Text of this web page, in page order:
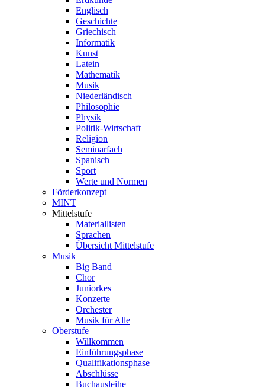
Englisch
Geschichte
Griechisch
Informatik
Kunst
Latein
Mathematik
Musik
Niederländisch
Philosophie
Physik
Politik-Wirtschaft
Religion
Seminarfach
Spanisch
Sport
Werte und Normen
Förderkonzept
MINT
Mittelstufe
Materiallisten
Sprachen
Übersicht Mittelstufe
Musik
Big Band
Chor
Juniorkes
Konzerte
Orchester
Musik für Alle
Oberstufe
Willkommen
Einführungsphase
Qualifikationsphase
Abschlüsse
Buchausleihe